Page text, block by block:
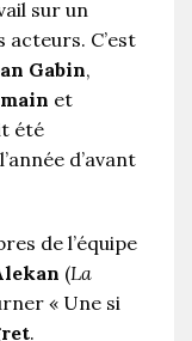
sur un
C’est
Gabin,
et
été
l’année d’avant
de l’équipe
(La
« Une si
.